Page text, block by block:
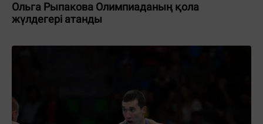
Ольга Рыпакова Олимпиаданың қола
жүлдегері атанды